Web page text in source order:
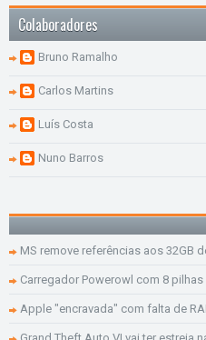
Colaboradores
Bruno Ramalho
Carlos Martins
Luís Costa
Nuno Barros
MS remove referências aos 32GB
Carregador Powerowl com 8 pilhas
Apple "encravada" com falta de